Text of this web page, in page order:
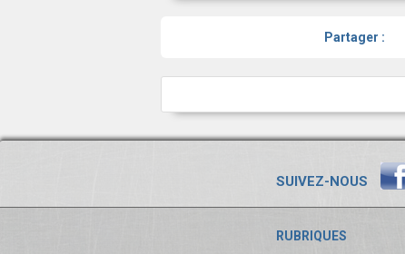
Partager :
SUIVEZ-NOUS
RUBRIQUES